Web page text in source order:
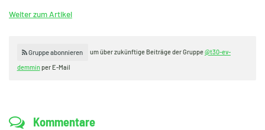
Weiter zum Artikel
Gruppe abonnieren um über zukünftige Beiträge der Gruppe@t30-ev-
demminper E-Mail
Kommentare